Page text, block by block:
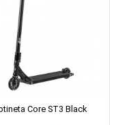
Core ST3 Black